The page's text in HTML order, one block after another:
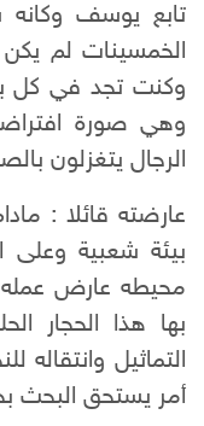
تابع يوسف
الخمسينات لم
وكنت تجد في كل
وهي صورة
الرجال يتغزلون
عارضته قائلا :
بيئة شعبية وعلى
محيطه عارض عمله
بها هذا الحجار
التماثيل وانتقاله
أمر يستحق البحث